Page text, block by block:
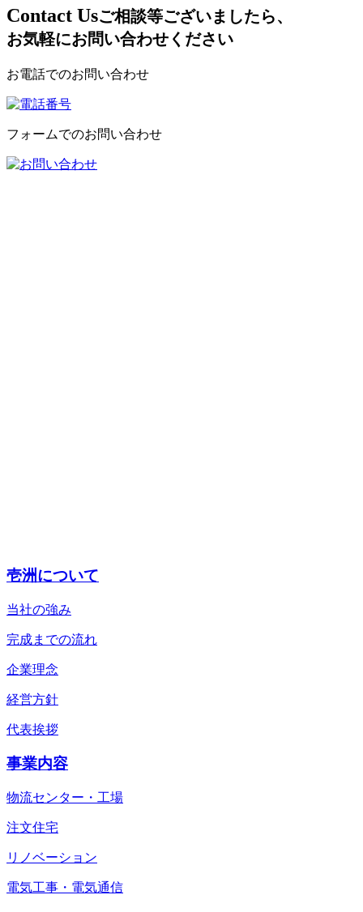
Contact Usご相談等ございましたら、
お気軽にお問い合わせください
お電話でのお問い合わせ
フォームでのお問い合わせ
壱洲について
当社の強み
完成までの流れ
企業理念
経営方針
代表挨拶
事業内容
物流センター・工場
注文住宅
リノベーション
電気工事・電気通信